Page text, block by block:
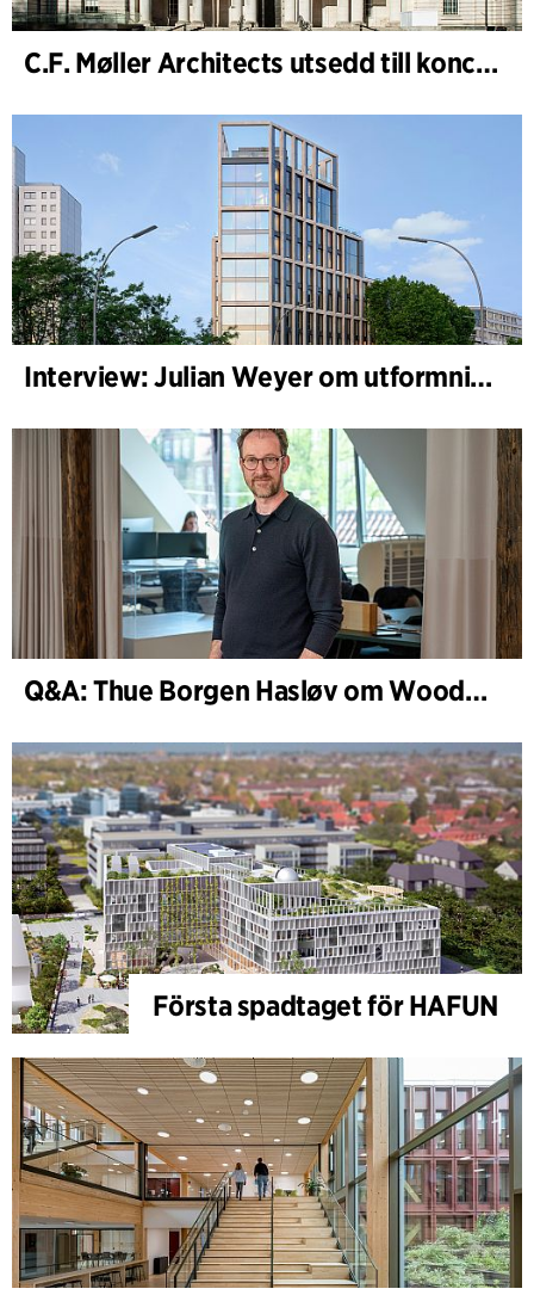
C.F. Møller Architects utsedd till konceptarkitekt för projektet National Museum Cardiff
Interview: Julian Weyer om utformningen av B-One
Q&A: Thue Borgen Hasløv om WoodHub
Första spadtaget för HAFUN